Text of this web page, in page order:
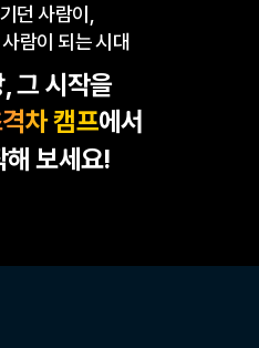
던 사람이,
람이 되는 시대
그 시작을
차 캠프에서
보세요!